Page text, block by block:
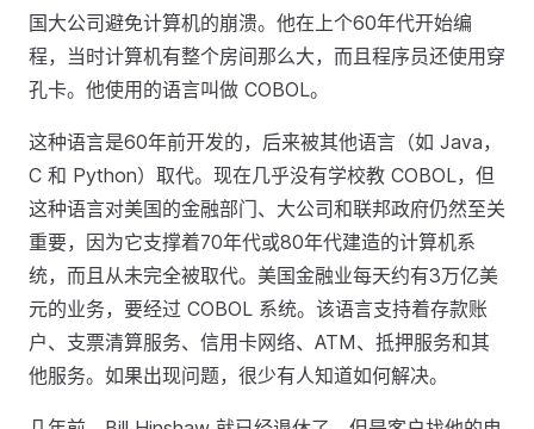
国大公司避免计算机的崩溃。他在上个60年代开始编
程，当时计算机有整个房间那么大，而且程序员还使用穿
孔卡。他使用的语言叫做 COBOL。
这种语言是60年前开发的，后来被其他语言（如 Java，
C 和 Python）取代。现在几乎没有学校教 COBOL，但
这种语言对美国的金融部门、大公司和联邦政府仍然至关
重要，因为它支撑着70年代或80年代建造的计算机系
统，而且从未完全被取代。美国金融业每天约有3万亿美
元的业务，要经过 COBOL 系统。该语言支持着存款账
户、支票清算服务、信用卡网络、ATM、抵押服务和其
他服务。如果出现问题，很少有人知道如何解决。